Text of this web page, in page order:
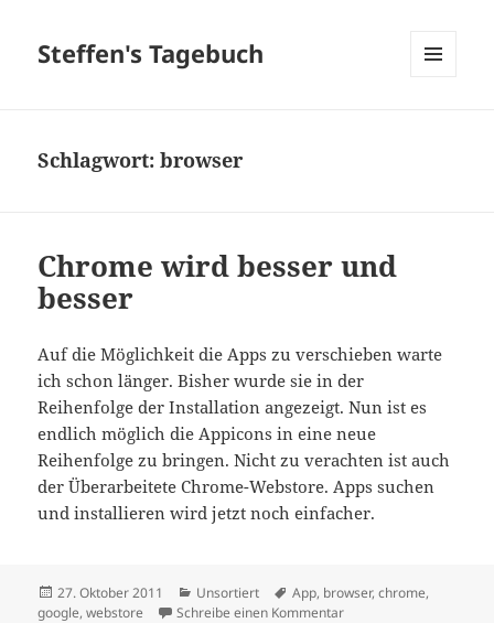
Steffen's Tagebuch
Schlagwort:browser
Chrome wird besser und
besser
Auf die Möglichkeit die Apps zu verschieben warte
ich schon länger. Bisher wurde sie in der
Reihenfolge der Installation angezeigt. Nun ist es
endlich möglich die Appicons in eine neue
Reihenfolge zu bringen. Nicht zu verachten ist auch
der Überarbeitete Chrome-Webstore. Apps suchen
und installieren wird jetzt noch einfacher.
Veröffentlicht
am
27. Oktober 2011 Kategorien
Unsortiert Schlagwörter
App, browser,chrome,
google,webstore Schreibe einen Kommentarzu Chrome wird besser